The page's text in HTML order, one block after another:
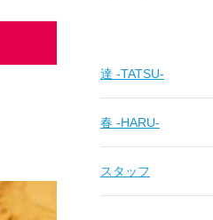
達 -TATSU-
春 -HARU-
スタッフ